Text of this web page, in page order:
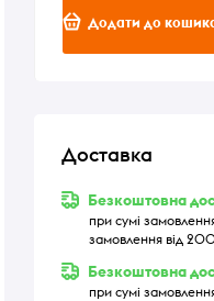
Додати до
Доставка
Безкоштовна
при сумі
замовлення від
Безкоштовна
при сумі